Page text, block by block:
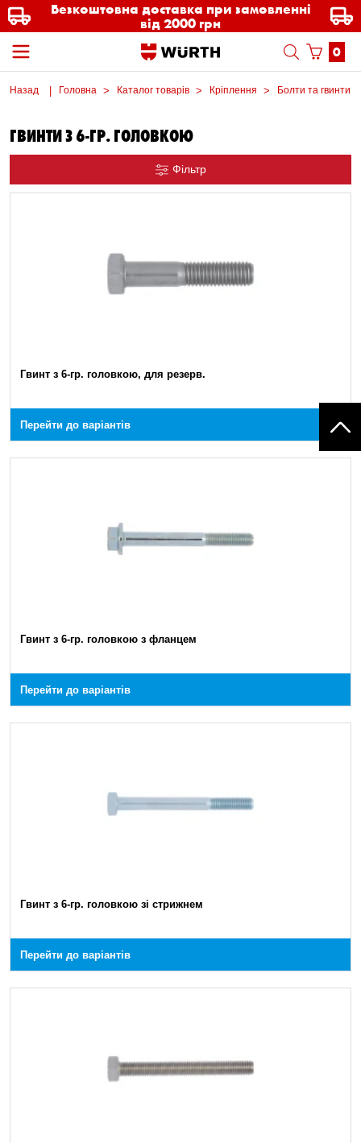
Безкоштовна доставка при замовленні
від 2000 грн
0
Назад Головна Каталог товарів Кріплення Болти та гвинти
ГВИНТИ З 6-ГР. ГОЛОВКОЮ
Фільтр
Гвинт з 6-гр. головкою, для резерв.
Перейти до варіантів
Гвинт з 6-гр. головкою з фланцем
Перейти до варіантів
Гвинт з 6-гр. головкою зі стрижнем
Перейти до варіантів